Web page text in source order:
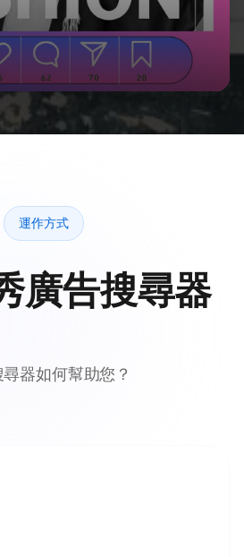
運作方式
廣告搜尋器
器如何幫助您？